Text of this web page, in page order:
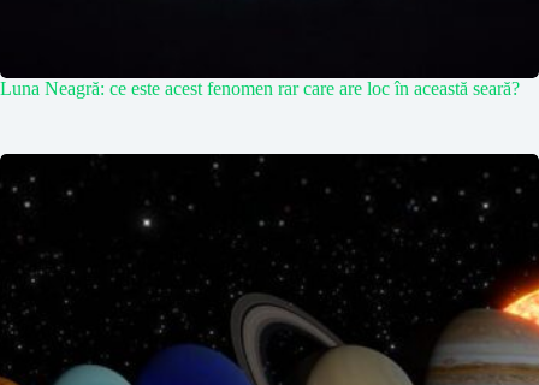
Luna Neagră: ce este acest fenomen rar care are loc în această seară?